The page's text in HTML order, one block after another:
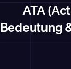
ATA
Bedeutung